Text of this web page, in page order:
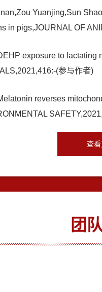
Yuanjing,Sun
in pigs,JOURNAL OF
exposure to
(参与作者)
reverses
查
团